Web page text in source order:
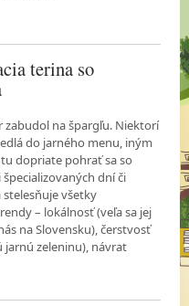
terina so
zabudol na špargľu. Niektorí
do jarného menu, iným
dopriate pohrať sa so
dní či
všetky
– lokálnosť (veľa sa jej
na Slovensku), čerstvosť
zeleninu), návrat